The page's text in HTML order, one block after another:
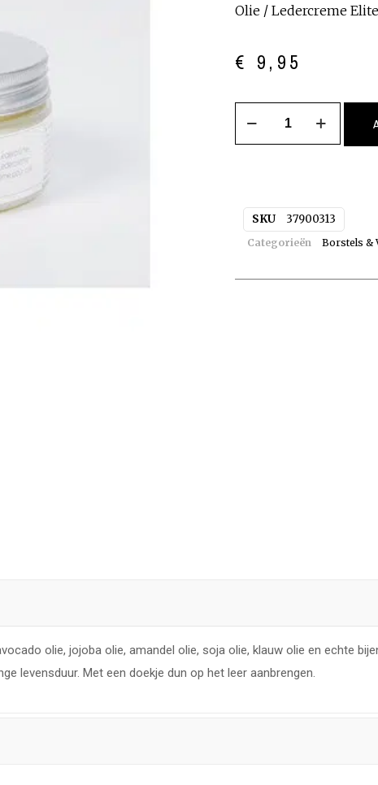
Olie / Ledercreme
€ 9,95
SKU 37900313
Categorieën Borstels &
olie, jojoba olie, amandel olie, soja olie, klauw olie en echte
levensduur. Met een doekje dun op het leer aanbrengen.